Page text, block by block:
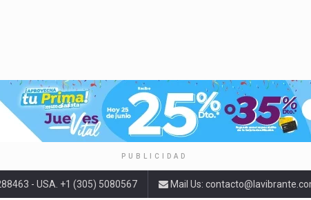
PUBLICIDAD
- USA. +1 (305) 5080567 Mail Us: